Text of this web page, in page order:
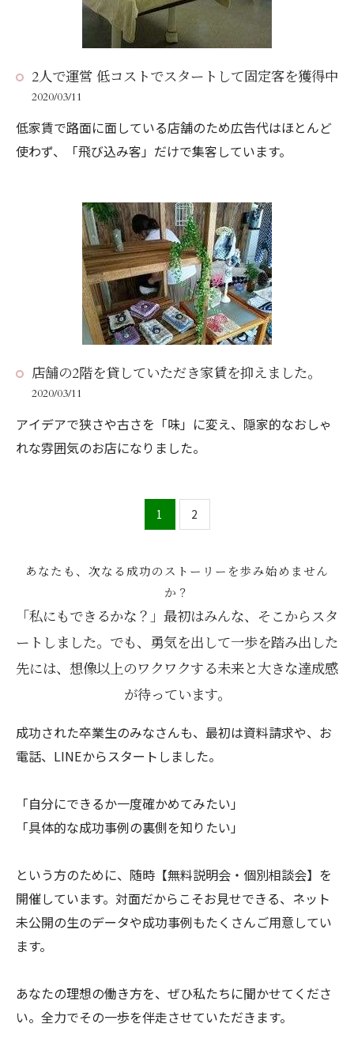
2人で運営 低コストでスタートして固定客を獲得中
2020/03/11
低家賃で路面に面している店舗のため広告代はほとんど
使わず、「飛び込み客」だけで集客しています。
店舗の2階を貸していただき家賃を抑えました。
2020/03/11
アイデアで狭さや古さを「味」に変え、隠家的なおしゃ
れな雰囲気のお店になりました。
1 2
あなたも、次なる成功のストーリーを歩み始めません
か？
「私にもできるかな？」最初はみんな、そこからスタ
ートしました。でも、勇気を出して一歩を踏み出した
先には、想像以上のワクワクする未来と大きな達成感
が待っています。
成功された卒業生のみなさんも、最初は資料請求や、お
電話、LINEからスタートしました。
「自分にできるか一度確かめてみたい」
「具体的な成功事例の裏側を知りたい」
という方のために、随時【無料説明会・個別相談会】を
開催しています。対面だからこそお見せできる、ネット
未公開の生のデータや成功事例もたくさんご用意してい
ます。
あなたの理想の働き方を、ぜひ私たちに聞かせてくださ
い。全力でその一歩を伴走させていただきます。